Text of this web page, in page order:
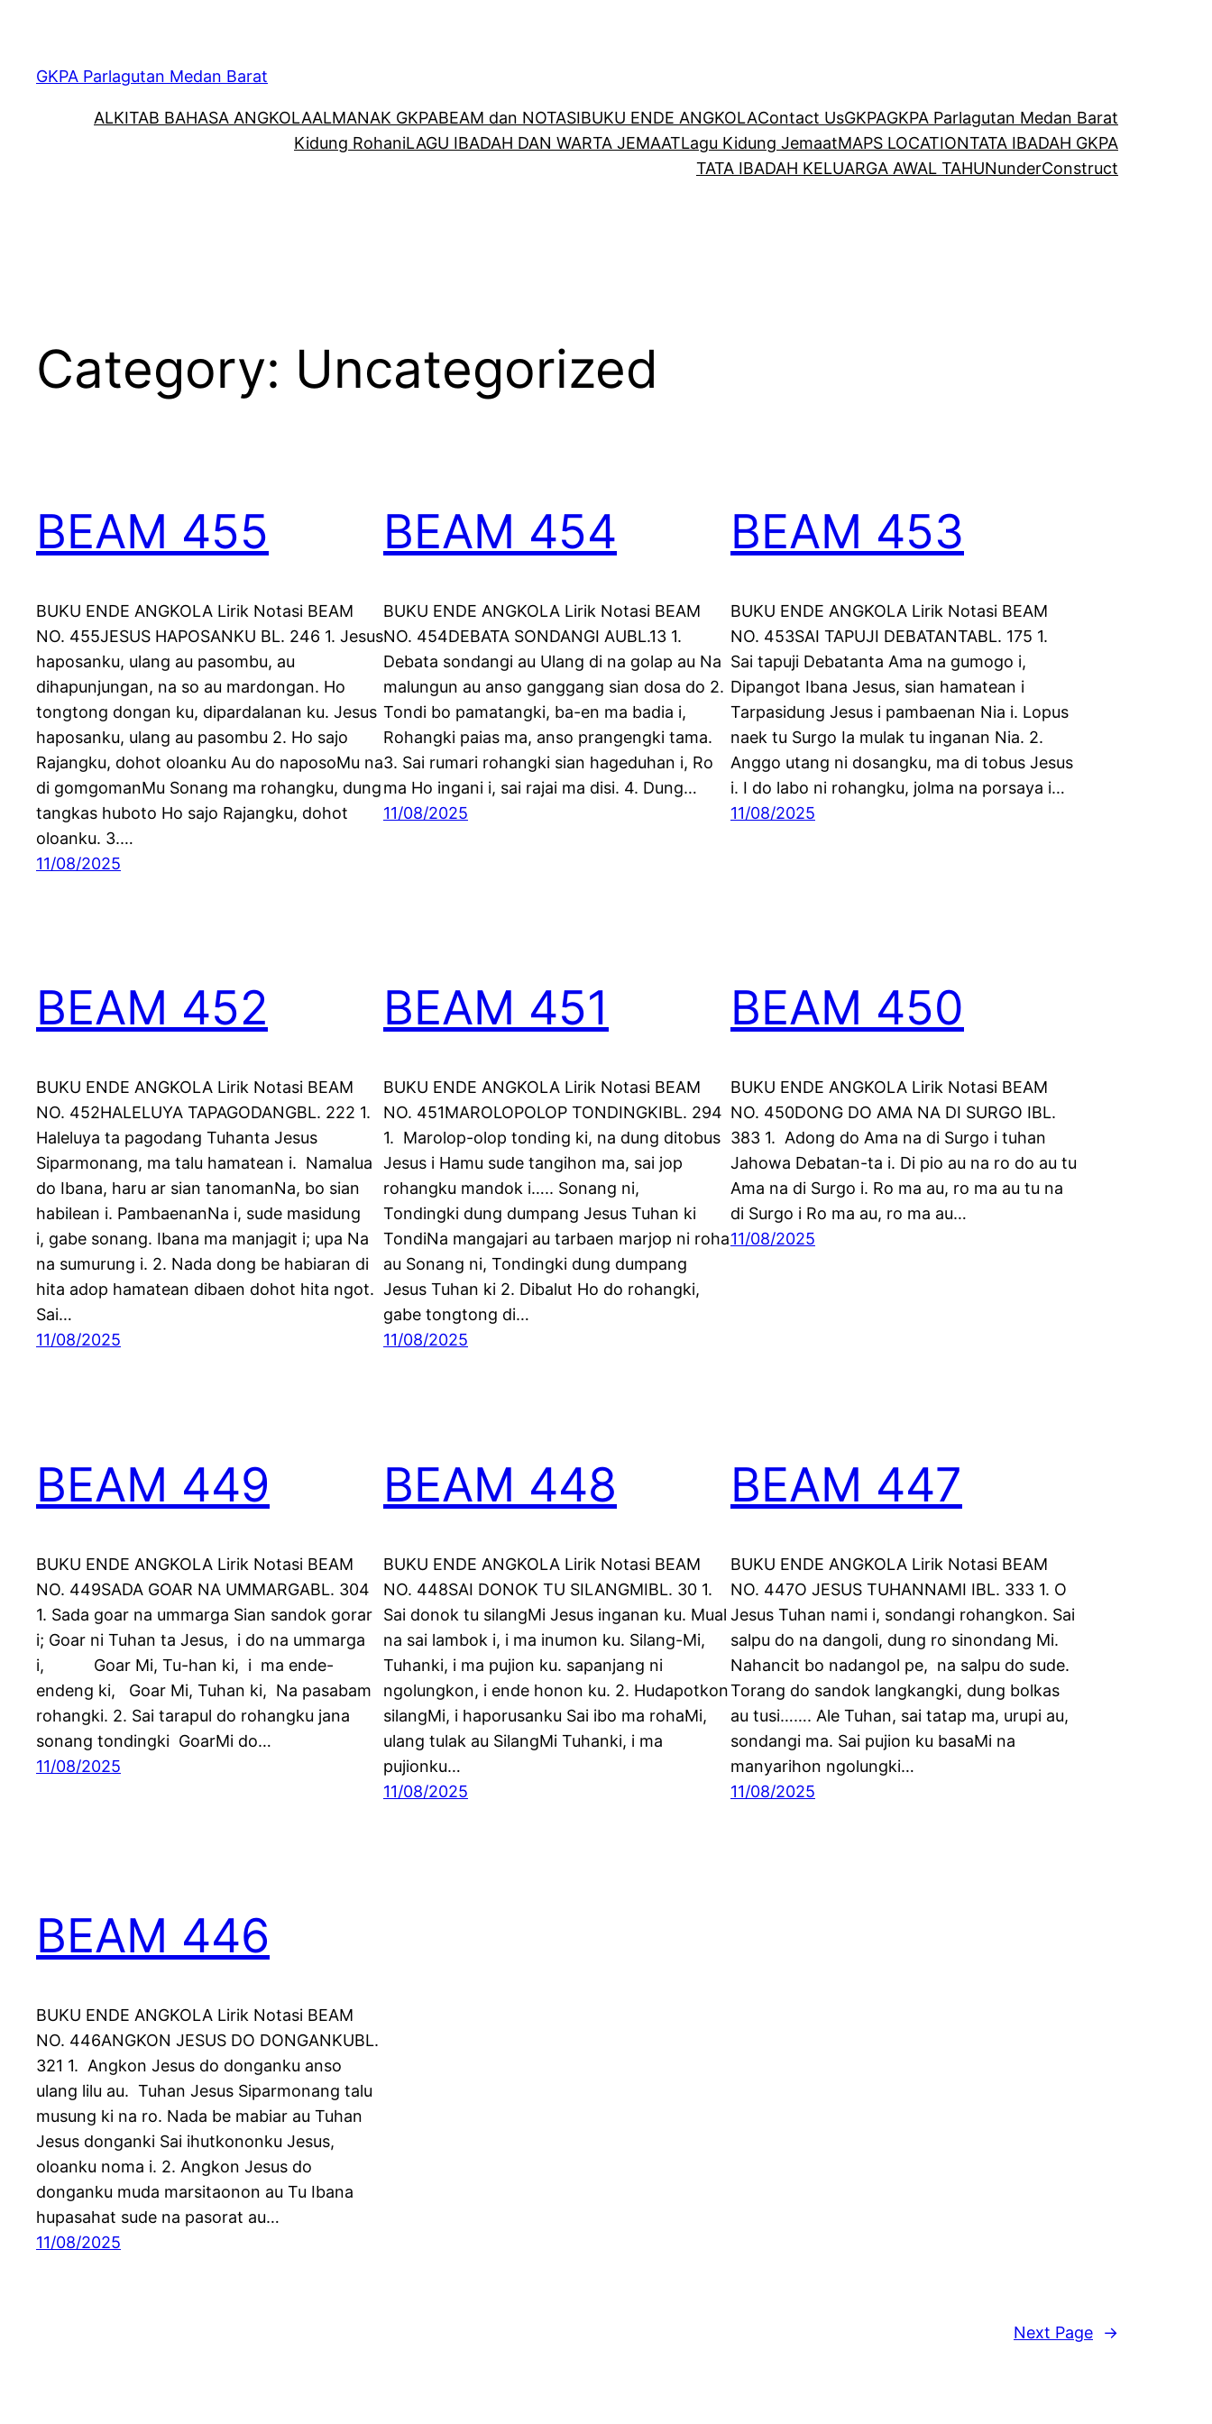
content
GKPA Parlagutan Medan Barat
ALKITAB BAHASA ANGKOLAALMANAK GKPABEAM dan NOTASIBUKU ENDE ANGKOLAContact UsGKPAGKPA Parlagutan Medan Barat
Kidung RohaniLAGU IBADAH DAN WARTA JEMAATLagu Kidung JemaatMAPS LOCATIONTATA IBADAH GKPA
TATA IBADAH KELUARGA AWAL TAHUNunderConstruct
Category: Uncategorized
BEAM 455
BUKU ENDE ANGKOLA Lirik Notasi BEAM
NO. 455JESUS HAPOSANKU BL. 246 1. Jesus
haposanku, ulang au pasombu, au
dihapunjungan, na so au mardongan. Ho
tongtong dongan ku, dipardalanan ku. Jesus
haposanku, ulang au pasombu 2. Ho sajo
Rajangku, dohot oloanku Au do naposoMu na
di gomgomanMu Sonang ma rohangku, dung
tangkas huboto Ho sajo Rajangku, dohot
oloanku. 3.…
11/08/2025
BEAM 454
BUKU ENDE ANGKOLA Lirik Notasi BEAM
NO. 454DEBATA SONDANGI AUBL.13 1.
Debata sondangi au Ulang di na golap au Na
malungun au anso ganggang sian dosa do 2.
Tondi bo pamatangki, ba-en ma badia i,
Rohangki paias ma, anso prangengki tama.
3. Sai rumari rohangki sian hageduhan i, Ro
ma Ho ingani i, sai rajai ma disi. 4. Dung…
11/08/2025
BEAM 453
BUKU ENDE ANGKOLA Lirik Notasi BEAM
NO. 453SAI TAPUJI DEBATANTABL. 175 1.
Sai tapuji Debatanta Ama na gumogo i,
Dipangot Ibana Jesus, sian hamatean i
Tarpasidung Jesus i pambaenan Nia i. Lopus
naek tu Surgo Ia mulak tu inganan Nia. 2.
Anggo utang ni dosangku, ma di tobus Jesus
i. I do labo ni rohangku, jolma na porsaya i…
11/08/2025
BEAM 452
BUKU ENDE ANGKOLA Lirik Notasi BEAM
NO. 452HALELUYA TAPAGODANGBL. 222 1.
Haleluya ta pagodang Tuhanta Jesus
Siparmonang, ma talu hamatean i. Namalua
do Ibana, haru ar sian tanomanNa, bo sian
habilean i. PambaenanNa i, sude masidung
i, gabe sonang. Ibana ma manjagit i; upa Na
na sumurung i. 2. Nada dong be habiaran di
hita adop hamatean dibaen dohot hita ngot.
Sai…
11/08/2025
BEAM 451
BUKU ENDE ANGKOLA Lirik Notasi BEAM
NO. 451MAROLOPOLOP TONDINGKIBL. 294
1. Marolop-olop tonding ki, na dung ditobus
Jesus i Hamu sude tangihon ma, sai jop
rohangku mandok i….. Sonang ni,
Tondingki dung dumpang Jesus Tuhan ki
TondiNa mangajari au tarbaen marjop ni roha
au Sonang ni, Tondingki dung dumpang
Jesus Tuhan ki 2. Dibalut Ho do rohangki,
gabe tongtong di…
11/08/2025
BEAM 450
BUKU ENDE ANGKOLA Lirik Notasi BEAM
NO. 450DONG DO AMA NA DI SURGO IBL.
383 1. Adong do Ama na di Surgo i tuhan
Jahowa Debatan-ta i. Di pio au na ro do au tu
Ama na di Surgo i. Ro ma au, ro ma au tu na
di Surgo i Ro ma au, ro ma au…
11/08/2025
BEAM 449
BUKU ENDE ANGKOLA Lirik Notasi BEAM
NO. 449SADA GOAR NA UMMARGABL. 304
1. Sada goar na ummarga Sian sandok gorar
i; Goar ni Tuhan ta Jesus, i do na ummarga
i, Goar Mi, Tu-han ki, i ma ende-
endeng ki, Goar Mi, Tuhan ki, Na pasabam
rohangki. 2. Sai tarapul do rohangku jana
sonang tondingki GoarMi do…
11/08/2025
BEAM 448
BUKU ENDE ANGKOLA Lirik Notasi BEAM
NO. 448SAI DONOK TU SILANGMIBL. 30 1.
Sai donok tu silangMi Jesus inganan ku. Mual
na sai lambok i, i ma inumon ku. Silang-Mi,
Tuhanki, i ma pujion ku. sapanjang ni
ngolungkon, i ende honon ku. 2. Hudapotkon
silangMi, i haporusanku Sai ibo ma rohaMi,
ulang tulak au SilangMi Tuhanki, i ma
pujionku…
11/08/2025
BEAM 447
BUKU ENDE ANGKOLA Lirik Notasi BEAM
NO. 447O JESUS TUHANNAMI IBL. 333 1. O
Jesus Tuhan nami i, sondangi rohangkon. Sai
salpu do na dangoli, dung ro sinondang Mi.
Nahancit bo nadangol pe, na salpu do sude.
Torang do sandok langkangki, dung bolkas
au tusi……. Ale Tuhan, sai tatap ma, urupi au,
sondangi ma. Sai pujion ku basaMi na
manyarihon ngolungki…
11/08/2025
BEAM 446
BUKU ENDE ANGKOLA Lirik Notasi BEAM
NO. 446ANGKON JESUS DO DONGANKUBL.
321 1. Angkon Jesus do donganku anso
ulang lilu au. Tuhan Jesus Siparmonang talu
musung ki na ro. Nada be mabiar au Tuhan
Jesus donganki Sai ihutkononku Jesus,
oloanku noma i. 2. Angkon Jesus do
donganku muda marsitaonon au Tu Ibana
hupasahat sude na pasorat au…
11/08/2025
Next Page →